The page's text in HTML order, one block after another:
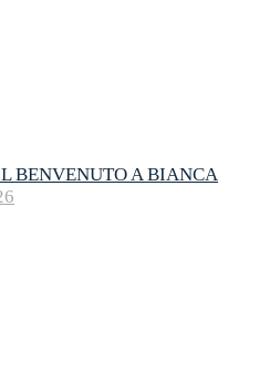
BENVENUTO A BIANCA